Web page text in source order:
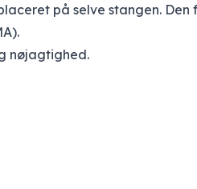
på selve stangen.
nøjagtighed.